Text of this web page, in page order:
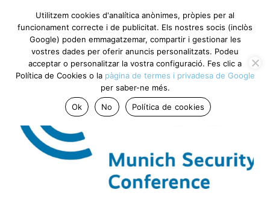
Utilitzem cookies d'analítica anònimes, pròpies per al
funcionament correcte i de publicitat. Els nostres socis
(inclòs Google) poden emmagatzemar, compartir i gestionar
les vostres dades per oferir anuncis personalitzats. Podeu
acceptar o personalitzar la vostra configuració. Fes clic a
Política de Cookies o lapàgina de termes i privadesa de
Googleper saber-ne més.
Ok
No Política de cookies